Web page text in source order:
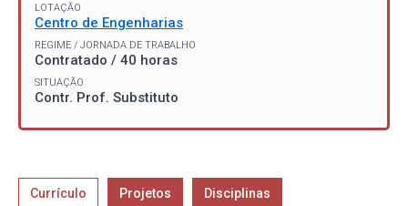
LOTAÇÃO
Centro de Engenharias
REGIME / JORNADA DE TRABALHO
Contratado / 40 horas
SITUAÇÃO
Contr. Prof. Substituto
Currículo Projetos Disciplinas